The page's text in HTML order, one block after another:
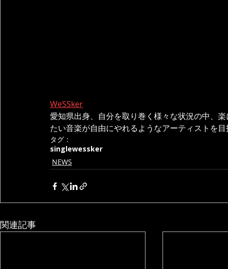
WeSSker
愛知県出身、自分を取り巻く様々な状況の中、
たい音楽が自由にやれるようなアーティストを目
タグ：
singlewessker
NEWS
関連記事